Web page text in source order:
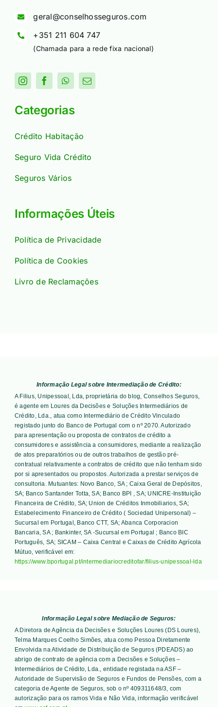
geral@conselhosseguros.com
+351 211 604 747
(Chamada para a rede fixa nacional)
Categorias
Crédito Habitação
Seguro Vida Crédito
Seguros Vários
Informações Úteis
Política de Privacidade
Política de Cookies
Livro de Reclamações
Informação Legal sobre Intermediação de Crédito:
A Filius, Unipessoal, Lda, proprietária do blog, Conselhos Seguros,
é agente em Loures da Decisões e Soluções Intermediários de
Crédito, Lda., atua como Intermediário de Crédito Vinculado
registado junto do Banco de Portugal com o nº 2070. Autorizado
para apresentação ou proposta de contratos de crédito a
consumidores e assistência a consumidores, mediante a realização
de atos preparatórios ou de outros trabalhos de gestão pré-
contratual relativamente a contratos de crédito que não tenham sido
por si apresentados ou propostos. Autorizada a prestar serviços de
consultoria. Mutuantes: Novo Banco, SA ; Caixa Geral de Depósitos,
SA; Banco Santander Totta, SA; Banco BPI , SA; UNICRE-Instituição
Financeira de Crédito, SA; Union de Créditos Inmobiliarios, SA;
Estabelecimento Financeiro de Crédito ( Sociedad Unipersonal) –
Sucursal em Portugal, Banco CTT, SA; Abanca Corporacion
Bancaria, SA ; Bankinter, SA -Sucursal em Portugal ; Banco BIC
Português, SA; SICAM – Caixa Central e Caixas de Crédito Agrícola
Mútuo, verificável em:
https://www.bportugal.pt/intermediariocreditofar/filius-unipessoal-lda
Informação Legal sobre Mediação de Seguros:
A Diretora de Agência da Decisões e Soluções Loures (DS Loures),
Telma Marques Coelho Simões, atua como Pessoa Diretamente
Envolvida na Atividade de Distribuição de Seguros (PDEADS) ao
abrigo de contrato de agência com a Decisões e Soluções –
Intermediários de Crédito, Lda., entidade registada na ASF –
Autoridade de Supervisão de Seguros e Fundos de Pensões, com a
categoria de Agente de Seguros, sob o nº 409311648/3, com
autorização para os ramos Vida e Não Vida, informação verificável